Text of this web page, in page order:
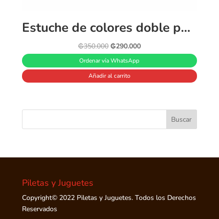
Estuche de colores doble punta 204 piezas
₲350.000 El
precio
original
era:
₲290.000El
actual
Ordenar vía WhatsApp
Añadir al carrito
Piletas y Juguetes
Copyright© 2022 Piletas y Juguetes. Todos los Derechos
Reservados